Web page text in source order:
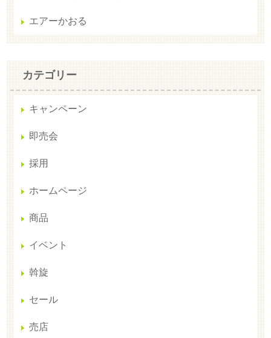
エアーかおる
カテゴリー
キャンペーン
即売会
採用
ホームページ
商品
イベント
斡旋
セール
売店